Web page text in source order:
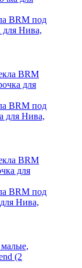
BRM под
для Нива,
BRM под
для Нива,
BRM под
Нива,